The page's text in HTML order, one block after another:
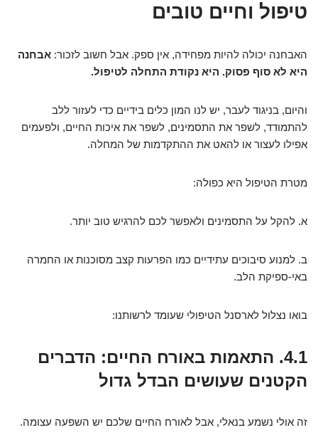
טיפול וחיים טובים
האבחנה יכולה להיות מפחידה, אין ספק. אבל חשוב לזכור: אבחנה
היא לא סוף פסוק. היא נקודת התחלה לטיפול.
והיום, בניגוד לעבר, יש לנו המון כלים בידיים כדי לעזור ללב
להתמודד, לשפר את התסמינים, לשפר את איכות החיים, ולפעמים
אפילו לעצור או להאט את ההתקדמות של המחלה.
מטרת הטיפול היא כפולה:
א. להקל על התסמינים ולאפשר לכם להרגיש טוב יותר.
ב. למנוע סיבוכים עתידיים כמו הפרעות קצב מסוכנות או החמרה
באי-ספיקת הלב.
בואו נצלול לארסנל הטיפולי שעומד לרשותנו:
4.1. התאמות באורח החיים: הדברים
הקטנים שעושים הבדל גדול
זה אולי נשמע בנאלי, אבל לאורח החיים שלכם יש השפעה עצומה.